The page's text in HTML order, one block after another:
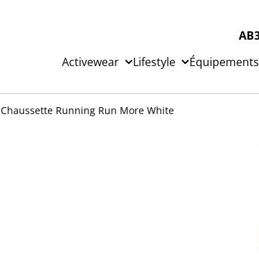
Activewear
Lifestyle Équipements
Chaussette Running Run More White